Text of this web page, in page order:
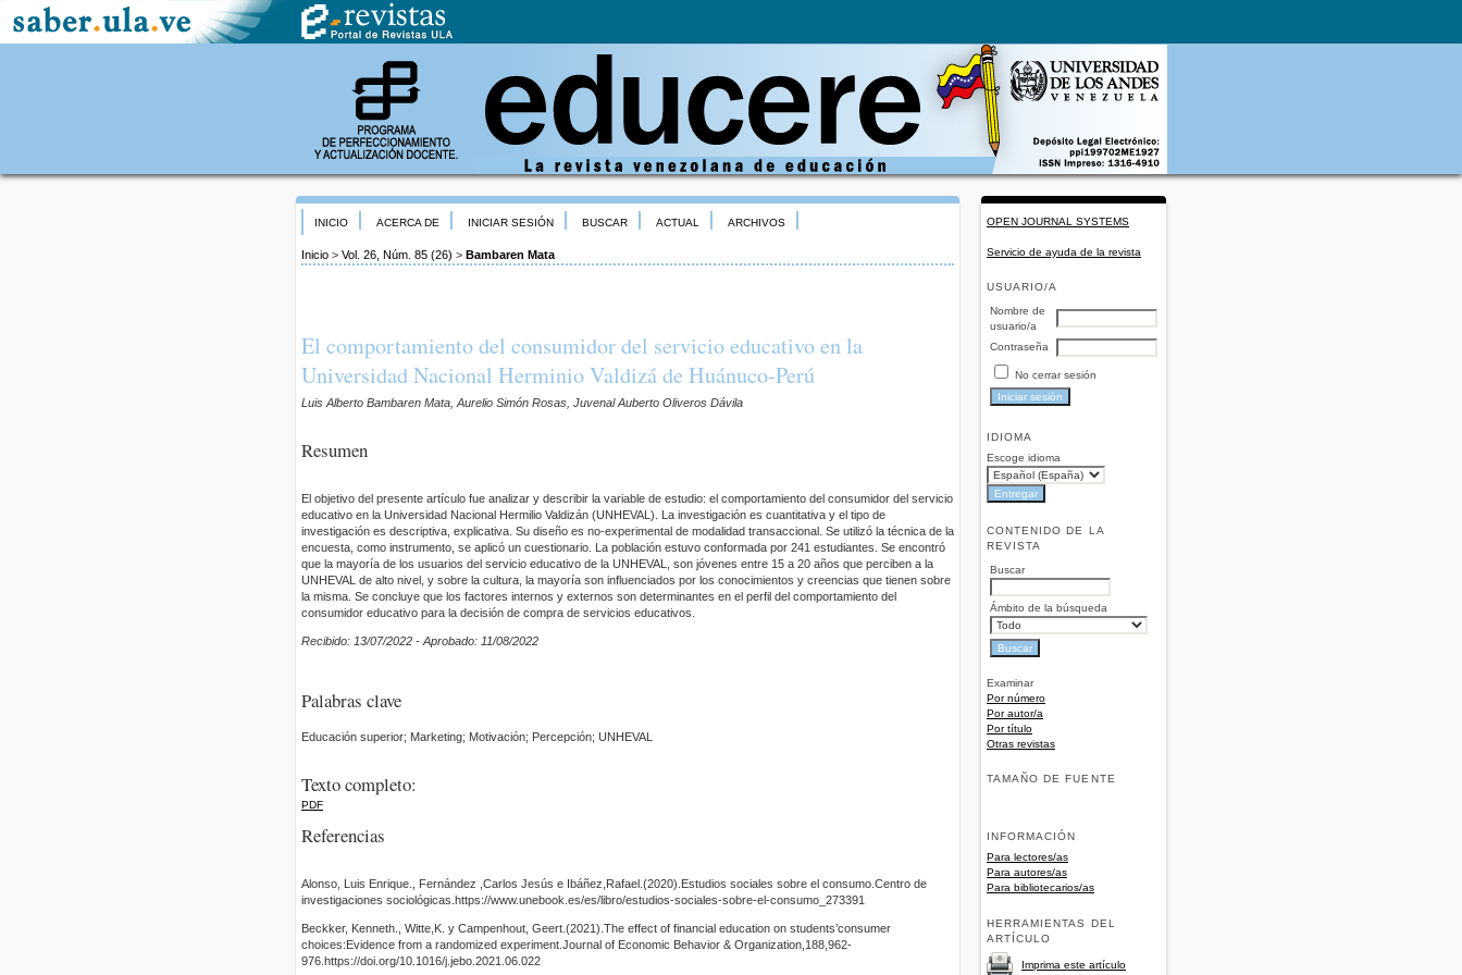
OPEN JOURNAL SYSTEMS
Servicio de ayuda de la revista
USUARIO/A
Nombre de
usuario/a
Contraseña
No cerrar sesión
IDIOMA
Escoge idioma
CONTENIDO DE LA
REVISTA
Buscar
Ámbito de la búsqueda
Examinar
Por número
Por autor/a
Por título
Otras revistas
TAMAÑO DE FUENTE
INFORMACIÓN
Para lectores/as
Para autores/as
Para bibliotecarios/as
HERRAMIENTAS DEL
ARTÍCULO
Imprima este artículo
INICIO ACERCA DE INICIAR SESIÓN BUSCAR ACTUAL ARCHIVOS
Inicio > Vol. 26, Núm. 85 (26) > Bambaren Mata
El comportamiento del consumidor del servicio educativo en la
Universidad Nacional Herminio Valdizá de Huánuco-Perú
Luis Alberto Bambaren Mata, Aurelio Simón Rosas, Juvenal Auberto Oliveros Dávila
Resumen
El objetivo del presente artículo fue analizar y describir la variable de estudio: el comportamiento del consumidor del servicio
educativo en la Universidad Nacional Hermilio Valdizán (UNHEVAL). La investigación es cuantitativa y el tipo de
investigación es descriptiva, explicativa. Su diseño es no-experimental de modalidad transaccional. Se utilizó la técnica de la
encuesta, como instrumento, se aplicó un cuestionario. La población estuvo conformada por 241 estudiantes. Se encontró
que la mayoría de los usuarios del servicio educativo de la UNHEVAL, son jóvenes entre 15 a 20 años que perciben a la
UNHEVAL de alto nivel, y sobre la cultura, la mayoría son influenciados por los conocimientos y creencias que tienen sobre
la misma. Se concluye que los factores internos y externos son determinantes en el perfil del comportamiento del
consumidor educativo para la decisión de compra de servicios educativos.
Recibido: 13/07/2022 - Aprobado: 11/08/2022
Palabras clave
Educación superior; Marketing; Motivación; Percepción; UNHEVAL
Texto completo:
PDF
Referencias
Alonso, Luis Enrique., Fernández ,Carlos Jesús e Ibáñez,Rafael.(2020).Estudios sociales sobre el consumo.Centro de
investigaciones sociológicas.https://www.unebook.es/es/libro/estudios-sociales-sobre-el-consumo_273391
Beckker, Kenneth., Witte,K. y Campenhout, Geert.(2021).The effect of financial education on students’consumer
choices:Evidence from a randomized experiment.Journal of Economic Behavior & Organization,188,962-
976.https://doi.org/10.1016/j.jebo.2021.06.022